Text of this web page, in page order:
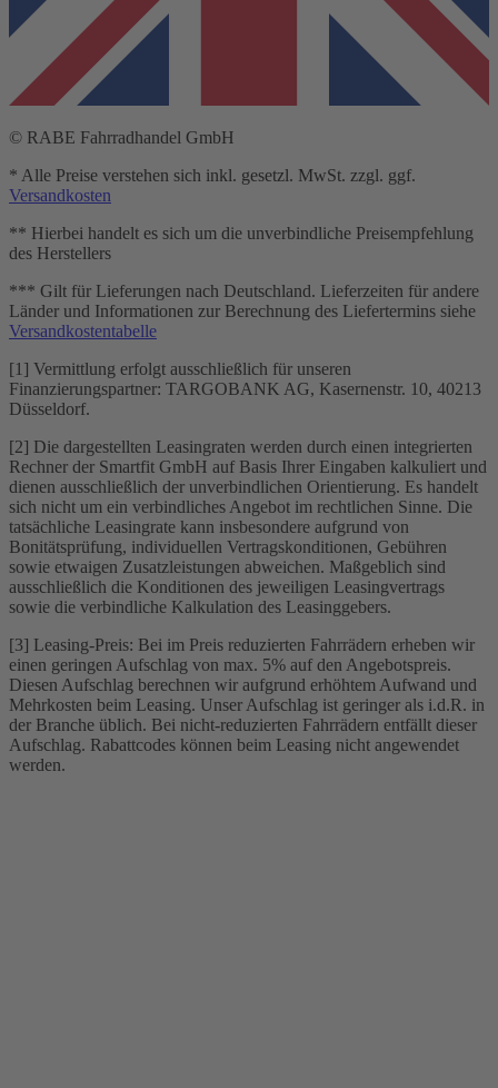
© RABE Fahrradhandel GmbH
* Alle Preise verstehen sich inkl. gesetzl. MwSt. zzgl. ggf.
Versandkosten
** Hierbei handelt es sich um die unverbindliche Preisempfehlung
des Herstellers
*** Gilt für Lieferungen nach Deutschland. Lieferzeiten für andere
Länder und Informationen zur Berechnung des Liefertermins siehe
Versandkostentabelle
[1] Vermittlung erfolgt ausschließlich für unseren
Finanzierungspartner: TARGOBANK AG, Kasernenstr. 10, 40213
Düsseldorf.
[2] Die dargestellten Leasingraten werden durch einen integrierten
Rechner der Smartfit GmbH auf Basis Ihrer Eingaben kalkuliert und
dienen ausschließlich der unverbindlichen Orientierung. Es handelt
sich nicht um ein verbindliches Angebot im rechtlichen Sinne. Die
tatsächliche Leasingrate kann insbesondere aufgrund von
Bonitätsprüfung, individuellen Vertragskonditionen, Gebühren
sowie etwaigen Zusatzleistungen abweichen. Maßgeblich sind
ausschließlich die Konditionen des jeweiligen Leasingvertrags
sowie die verbindliche Kalkulation des Leasinggebers.
[3] Leasing-Preis: Bei im Preis reduzierten Fahrrädern erheben wir
einen geringen Aufschlag von max. 5% auf den Angebotspreis.
Diesen Aufschlag berechnen wir aufgrund erhöhtem Aufwand und
Mehrkosten beim Leasing. Unser Aufschlag ist geringer als i.d.R. in
der Branche üblich. Bei nicht-reduzierten Fahrrädern entfällt dieser
Aufschlag. Rabattcodes können beim Leasing nicht angewendet
werden.